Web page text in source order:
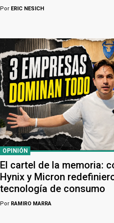
Por ERIC NESICH
OPINIÓN
El cartel de la memoria:
Hynix y Micron
tecnología de consumo
Por RAMIRO MARRA